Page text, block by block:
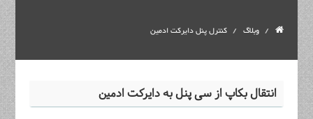
وبلاگ کنترل پنل دایرکت ادمین
انتقال بکاپ از سی پنل به دایرکت ادمین